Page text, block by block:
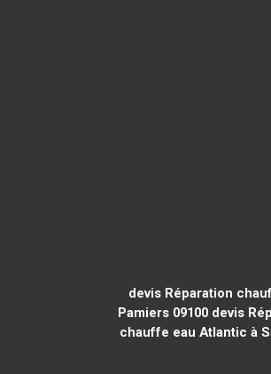
devis Réparation
Pamiers 09100devis
chauffe eau Atlantic à